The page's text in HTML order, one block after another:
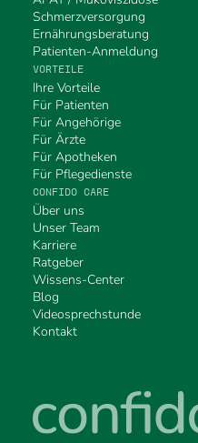
Schmerzversorgung
Ernährungsberatung
Patienten-Anmeldung
VORTEILE
Ihre Vorteile
Für Patienten
Für Angehörige
Für Ärzte
Für Apotheken
Für Pflegedienste
CONFIDO CARE
Über uns
Unser Team
Karriere
Ratgeber
Wissens-Center
Blog
Videosprechstunde
Kontakt